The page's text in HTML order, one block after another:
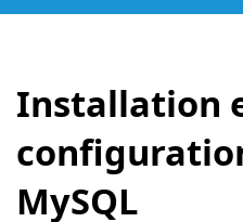
Installation
MySQL